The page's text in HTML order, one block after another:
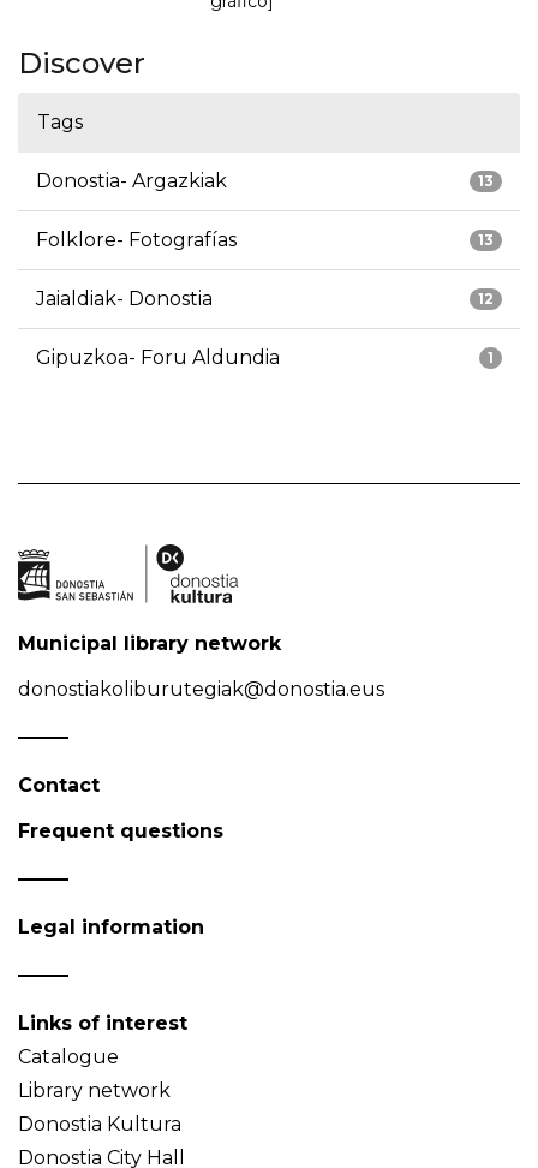
Discover
Tags
13
Donostia- Argazkiak
13
Folklore- Fotografías
12
Jaialdiak- Donostia
1
Gipuzkoa- Foru Aldundia
Municipal library network
donostiakoliburutegiak@donostia.eus
Contact
Frequent questions
Legal information
Links of interest
Catalogue
Library network
Donostia Kultura
Donostia City Hall